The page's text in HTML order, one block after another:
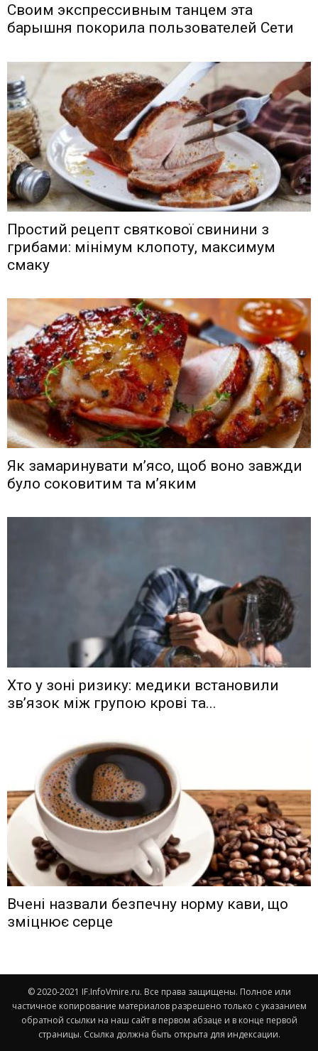
Своим экспрессивным танцем эта
барышня покорила пользователей Сети
Простий рецепт святкової свинини з
грибами: мінімум клопоту, максимум
смаку
Як замаринувати м’ясо, щоб воно завжди
було соковитим та м’яким
Хто у зоні ризику: медики встановили
зв’язок між групою крові та...
Вчені назвали безпечну норму кави, що
зміцнює серце
© 2020-2021 IF.InfoVmire.ru. Все права защищены. Полное или
частичное копирование материалов разрешено только с указанием
обратной ссылки на наш сайт в первом абзаце и в конце первой
страницы. Ссылка должна быть открыта для индексации.